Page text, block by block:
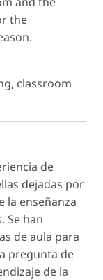
the
classroom
de
dejadas por
la enseñanza
Se han
de aula para
pregunta de
de la